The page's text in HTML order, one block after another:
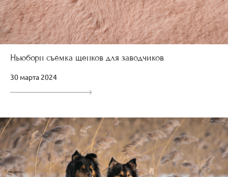
Ньюборн съёмка щенков для заводчиков
30 марта 2024